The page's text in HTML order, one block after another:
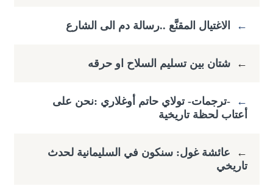
← الاغتيال المقنَّع ..رسالة دم الى الشارع
← شتان بين تسليم السلاح او حرقه
←
-ترجمات- تولاي حاتم أوغلاري :​نحن على
أعتاب لحظة تاريخية
←
عائشة غول: سنكون في السليمانية لحدث
تاريخي